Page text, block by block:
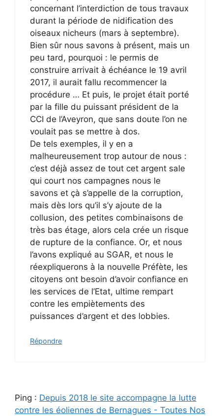
concernant l’interdiction de tous travaux
durant la période de nidification des
oiseaux nicheurs (mars à septembre).
Bien sûr nous savons à présent, mais un
peu tard, pourquoi : le permis de
construire arrivait à échéance le 19 avril
2017, il aurait fallu recommencer la
procédure … Et puis, le projet était porté
par la fille du puissant président de la
CCI de l’Aveyron, que sans doute l’on ne
voulait pas se mettre à dos.
De tels exemples, il y en a
malheureusement trop autour de nous :
c’est déjà assez de tout cet argent sale
qui court nos campagnes nous le
savons et çà s’appelle de la corruption,
mais dès lors qu’il s’y ajoute de la
collusion, des petites combinaisons de
très bas étage, alors cela crée un risque
de rupture de la confiance. Or, et nous
l’avons expliqué au SGAR, et nous le
réexpliquerons à la nouvelle Préfète, les
citoyens ont besoin d’avoir confiance en
les services de l’Etat, ultime rempart
contre les empiètements des
puissances d’argent et des lobbies.
Répondre
Ping : Depuis 2018 le site accompagne la lutte
contre les éoliennes de Bernagues - Toutes Nos